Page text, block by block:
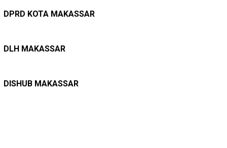
DPRD KOTA MAKASSAR
Kepuasan Publik Tinggi, Andi Makmur Nila…
DLH MAKASSAR
Belanja Pemerintah Bisa Menyelamatkan Hu…
DISHUB MAKASSAR
Pete-pete Laut Makassar Siap Beroperasi …